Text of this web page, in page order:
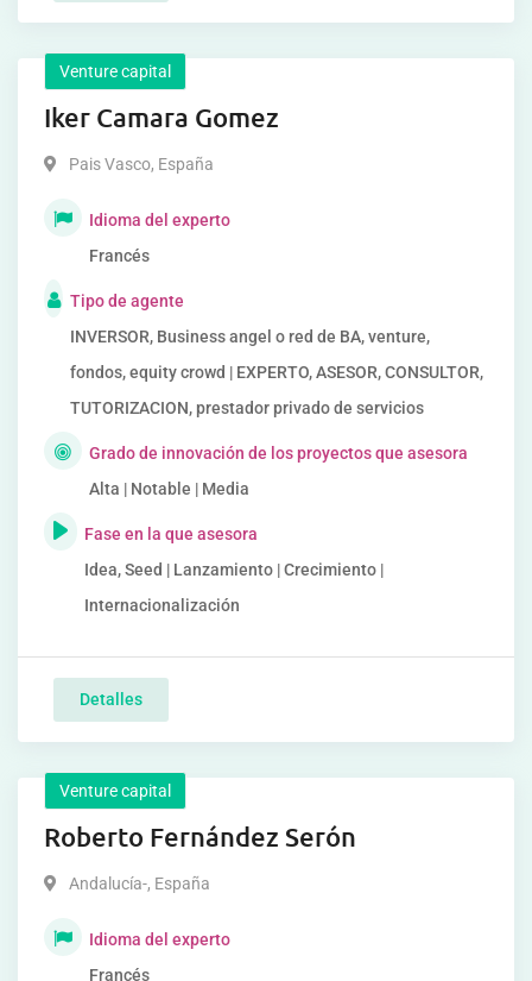
Venture capital
Iker Camara Gomez
Pais Vasco, España
Idioma del experto
Francés
Tipo de agente
INVERSOR, Business angel o red de BA, venture,
fondos, equity crowd | EXPERTO, ASESOR, CONSULTOR,
TUTORIZACION, prestador privado de servicios
Grado de innovación de los proyectos que asesora
Alta | Notable | Media
Fase en la que asesora
Idea, Seed | Lanzamiento | Crecimiento |
Internacionalización
Detalles
Venture capital
Roberto Fernández Serón
Andalucía-, España
Idioma del experto
Francés